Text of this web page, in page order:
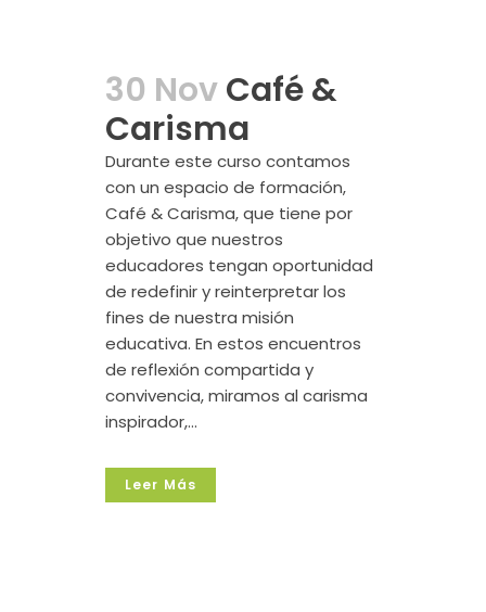
30 NovCafé &
Carisma
Durante este curso contamos
con un espacio de formación,
Café & Carisma, que tiene por
objetivo que nuestros
educadores tengan oportunidad
de redefinir y reinterpretar los
fines de nuestra misión
educativa. En estos encuentros
de reflexión compartida y
convivencia, miramos al carisma
inspirador,...
Leer Más